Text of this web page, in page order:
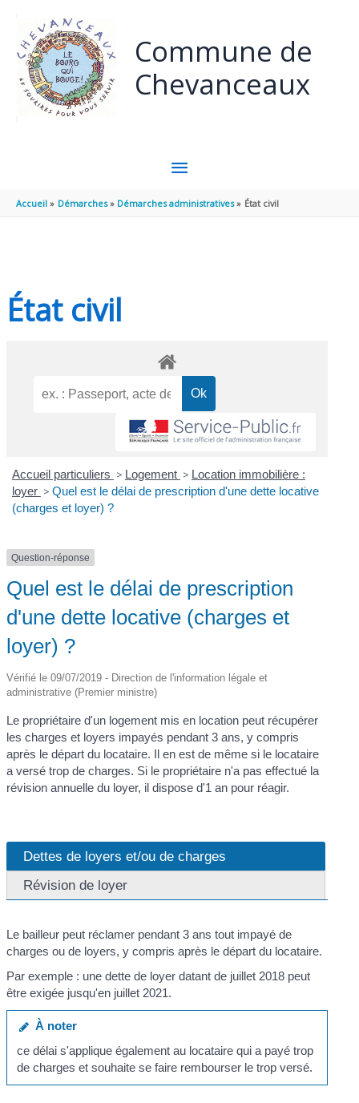
Commune de
Chevanceaux
MENU
PRINCIPAL
Accueil Démarches Démarches administratives État civil
État civil
Accueil particuliers > Logement > Location immobilière :
loyer > Quel est le délai de prescription d'une dette locative
(charges et loyer) ?
Question-réponse
Quel est le délai de prescription
d'une dette locative (charges et
loyer) ?
Vérifié le 09/07/2019 - Direction de l'information légale et
administrative (Premier ministre)
Le propriétaire d'un logement mis en location peut récupérer
les charges et loyers impayés pendant 3 ans, y compris
après le départ du locataire. Il en est de même si le locataire
a versé trop de charges. Si le propriétaire n'a pas effectué la
révision annuelle du loyer, il dispose d'1 an pour réagir.
Dettes de loyers et/ou de charges
Révision de loyer
Le bailleur peut réclamer pendant 3 ans tout impayé de
charges ou de loyers, y compris après le départ du locataire.
Par exemple : une dette de loyer datant de juillet 2018 peut
être exigée jusqu'en juillet 2021.
À noter
ce délai s'applique également au locataire qui a payé trop
de charges et souhaite se faire rembourser le trop versé.